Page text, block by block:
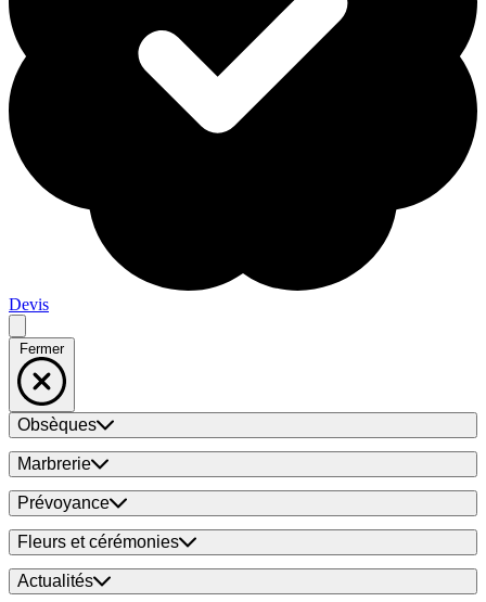
Devis
Fermer
Obsèques
Marbrerie
Prévoyance
Fleurs et cérémonies
Actualités